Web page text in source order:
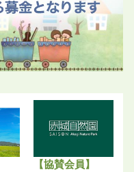
【協賛会員】